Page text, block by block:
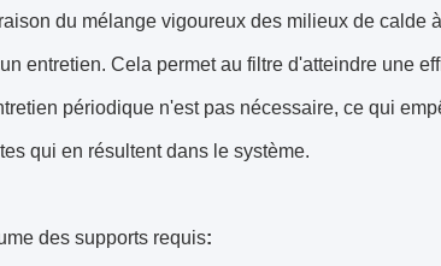
du mélange vigoureux des milieux de calde
entretien. Cela permet au filtre d'atteindre une
périodique n'est pas nécessaire, ce qui
qui en résultent dans le système.
des supports requis: